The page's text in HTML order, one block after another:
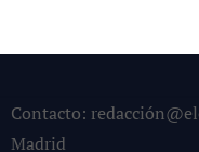
Contacto:
Madrid